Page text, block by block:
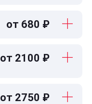
от 680 ₽
от 2100 ₽
от 2750 ₽